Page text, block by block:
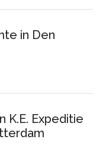
in Den
K.E. Expeditie